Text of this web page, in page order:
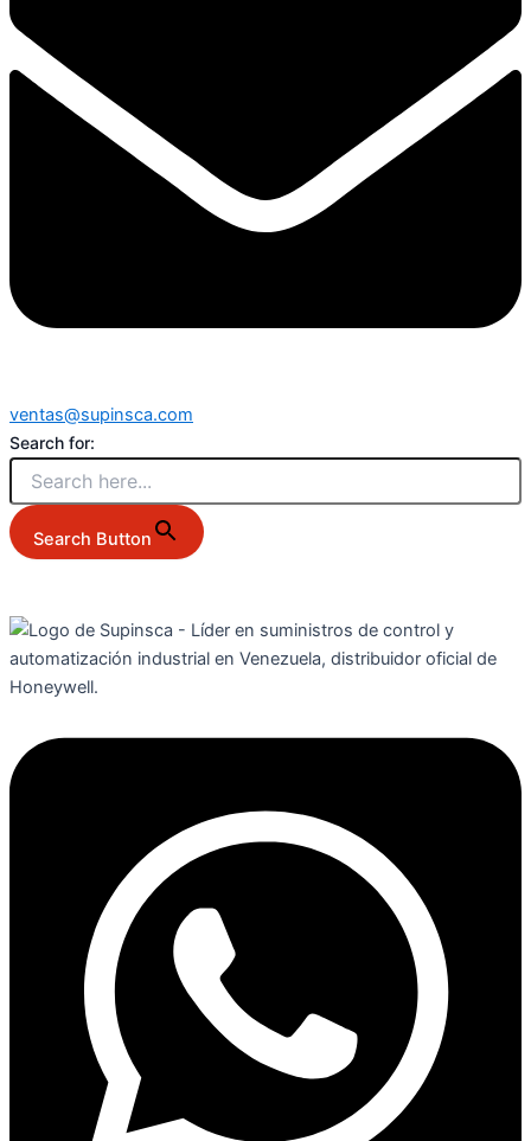
ventas@supinsca.com
Search for:
Search Button